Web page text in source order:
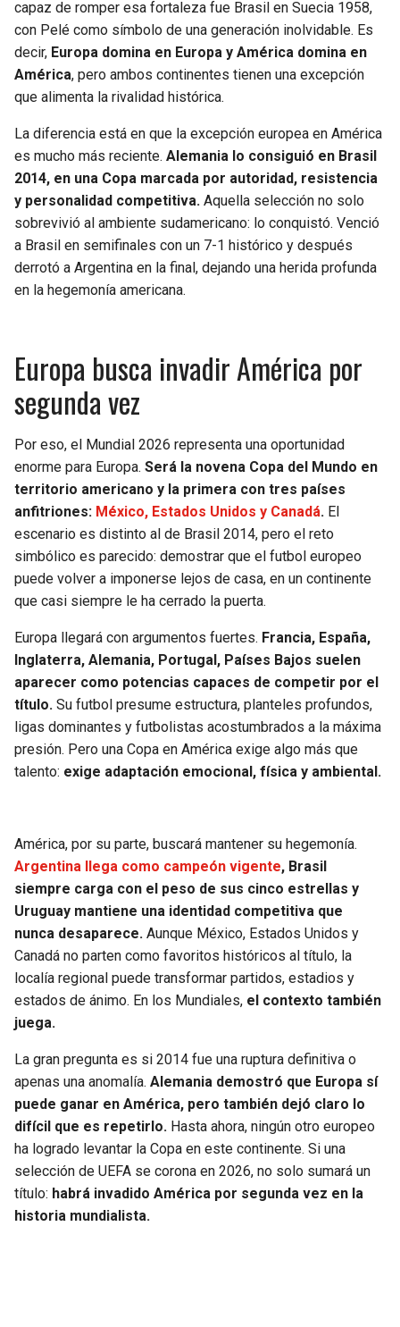
capaz de romper esa fortaleza fue Brasil en Suecia 1958,
con Pelé como símbolo de una generación inolvidable. Es
decir, Europa domina en Europa y América domina en
América, pero ambos continentes tienen una excepción
que alimenta la rivalidad histórica.
La diferencia está en que la excepción europea en América
es mucho más reciente. Alemania lo consiguió en Brasil
2014, en una Copa marcada por autoridad, resistencia
y personalidad competitiva. Aquella selección no solo
sobrevivió al ambiente sudamericano: lo conquistó. Venció
a Brasil en semifinales con un 7-1 histórico y después
derrotó a Argentina en la final, dejando una herida profunda
en la hegemonía americana.
Europa busca invadir América por
segunda vez
Por eso, el Mundial 2026 representa una oportunidad
enorme para Europa. Será la novena Copa del Mundo en
territorio americano y la primera con tres países
anfitriones: México, Estados Unidos y Canadá. El
escenario es distinto al de Brasil 2014, pero el reto
simbólico es parecido: demostrar que el futbol europeo
puede volver a imponerse lejos de casa, en un continente
que casi siempre le ha cerrado la puerta.
Europa llegará con argumentos fuertes. Francia, España,
Inglaterra, Alemania, Portugal, Países Bajos suelen
aparecer como potencias capaces de competir por el
título. Su futbol presume estructura, planteles profundos,
ligas dominantes y futbolistas acostumbrados a la máxima
presión. Pero una Copa en América exige algo más que
talento: exige adaptación emocional, física y ambiental.
América, por su parte, buscará mantener su hegemonía.
Argentina llega como campeón vigente, Brasil
siempre carga con el peso de sus cinco estrellas y
Uruguay mantiene una identidad competitiva que
nunca desaparece. Aunque México, Estados Unidos y
Canadá no parten como favoritos históricos al título, la
localía regional puede transformar partidos, estadios y
estados de ánimo. En los Mundiales, el contexto también
juega.
La gran pregunta es si 2014 fue una ruptura definitiva o
apenas una anomalía. Alemania demostró que Europa sí
puede ganar en América, pero también dejó claro lo
difícil que es repetirlo. Hasta ahora, ningún otro europeo
ha logrado levantar la Copa en este continente. Si una
selección de UEFA se corona en 2026, no solo sumará un
título: habrá invadido América por segunda vez en la
historia mundialista.